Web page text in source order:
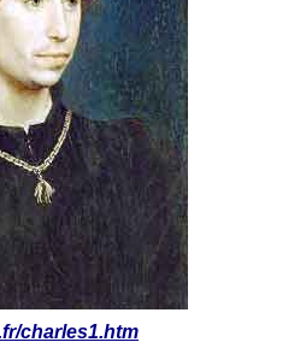
charles1.htm